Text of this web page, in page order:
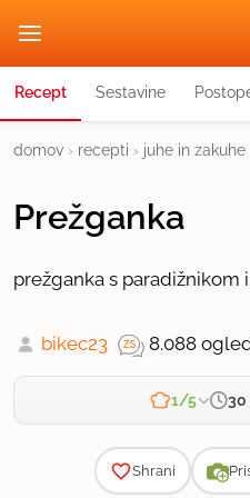
Recept Sestavine
domov › recepti › juhe in zakuhe
Prežganka
prežganka s paradižnikom
bikec23 8.088
1/5 30
Shrani